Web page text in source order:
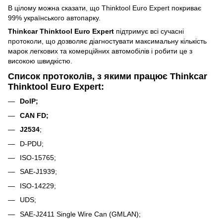
В цілому можна сказати, що Thinktool Euro Expert покриває
99% українського автопарку.
Thinkcar Thinktool Euro Expert підтримує всі сучасні
протоколи, що дозволяє діагностувати максимальну кількість
марок легкових та комерційних автомобілів і робити це з
високою швидкістю.
Список протоколів, з якими працює Thinkcar
Thinktool Euro Expert:
DoIP;
CAN FD;
J2534;
D-PDU;
ISO-15765;
SAE-J1939;
ISO-14229;
UDS;
SAE-J2411 Single Wire Can (GMLAN);